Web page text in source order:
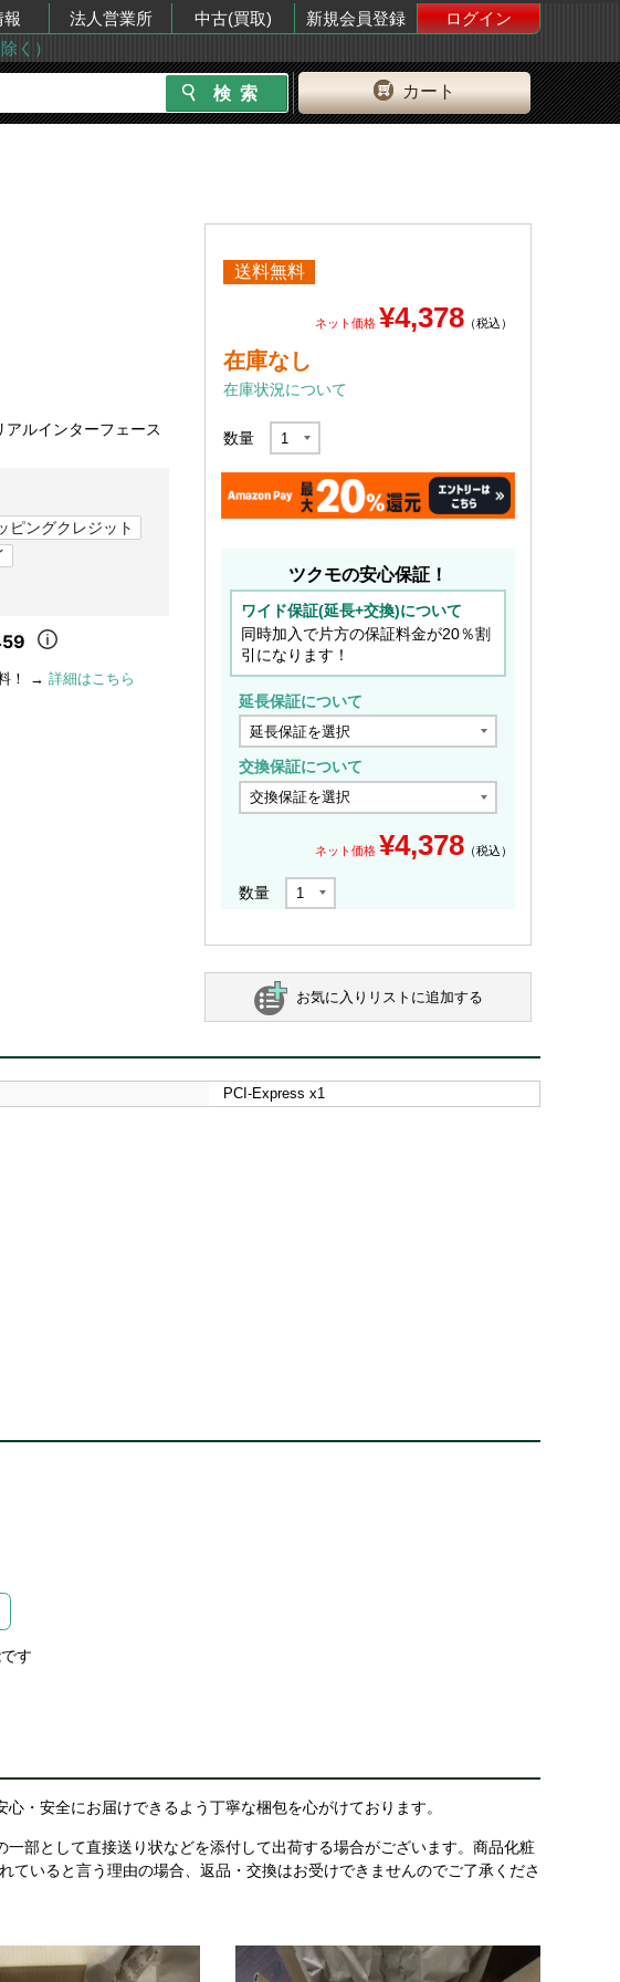
報 法人営業所 中古(買取) 新規会員登録
ログイン
く）
カート
ルインターフェース
ピングクレジット
！ → 詳細はこちら
送料無料
ネット価格 ¥4,378 （税込）
在庫なし
在庫状況について
数量
ツクモの安心保証！
ワイド保証(延長+交換)について
同時加入で片方の保証料金が20％割
引になります！
延長保証について
交換保証について
ネット価格 ¥4,378 （税込）
数量
お気に入りリストに追加する
PCI-Express x1
す
・安全にお届けできるよう丁寧な梱包を心がけております。
部として直接送り状などを添付して出荷する場合がございます。商品化粧
いると言う理由の場合、返品・交換はお受けできませんのでご了承くださ